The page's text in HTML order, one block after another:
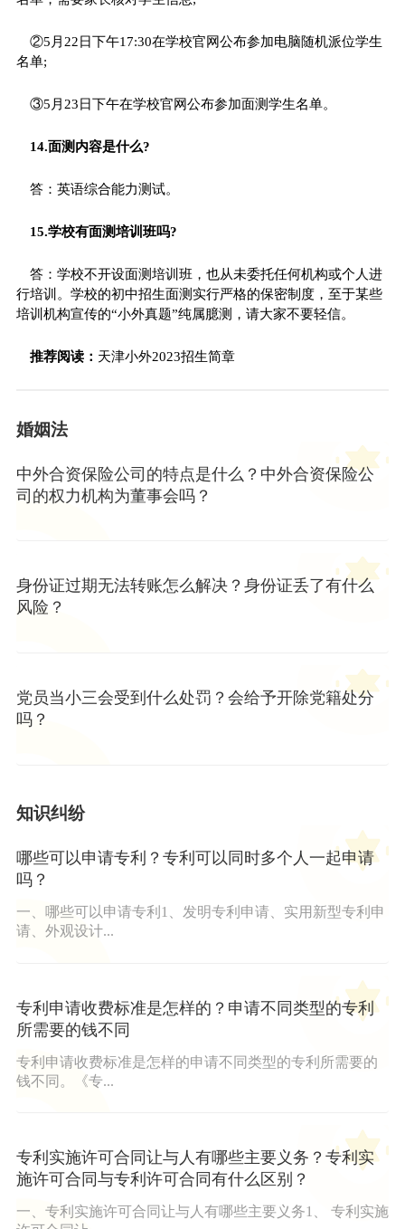
②5月22日下午17:30在学校官网公布参加电脑随机派位学生
名单;
③5月23日下午在学校官网公布参加面测学生名单。
14.面测内容是什么?
答：英语综合能力测试。
15.学校有面测培训班吗?
答：学校不开设面测培训班，也从未委托任何机构或个人进
行培训。学校的初中招生面测实行严格的保密制度，至于某些
培训机构宣传的“小外真题”纯属臆测，请大家不要轻信。
推荐阅读： 天津小外2023招生简章
婚姻法
中外合资保险公司的特点是什么？中外合资保险公
司的权力机构为董事会吗？
身份证过期无法转账怎么解决？身份证丢了有什么
风险？
党员当小三会受到什么处罚？会给予开除党籍处分
吗？
知识纠纷
哪些可以申请专利？专利可以同时多个人一起申请
吗？
一、哪些可以申请专利1、发明专利申请、实用新型专利申
请、外观设计...
专利申请收费标准是怎样的？申请不同类型的专利
所需要的钱不同
专利申请收费标准是怎样的申请不同类型的专利所需要的
钱不同。《专...
专利实施许可合同让与人有哪些主要义务？专利实
施许可合同与专利许可合同有什么区别？
一、专利实施许可合同让与人有哪些主要义务1、 专利实施